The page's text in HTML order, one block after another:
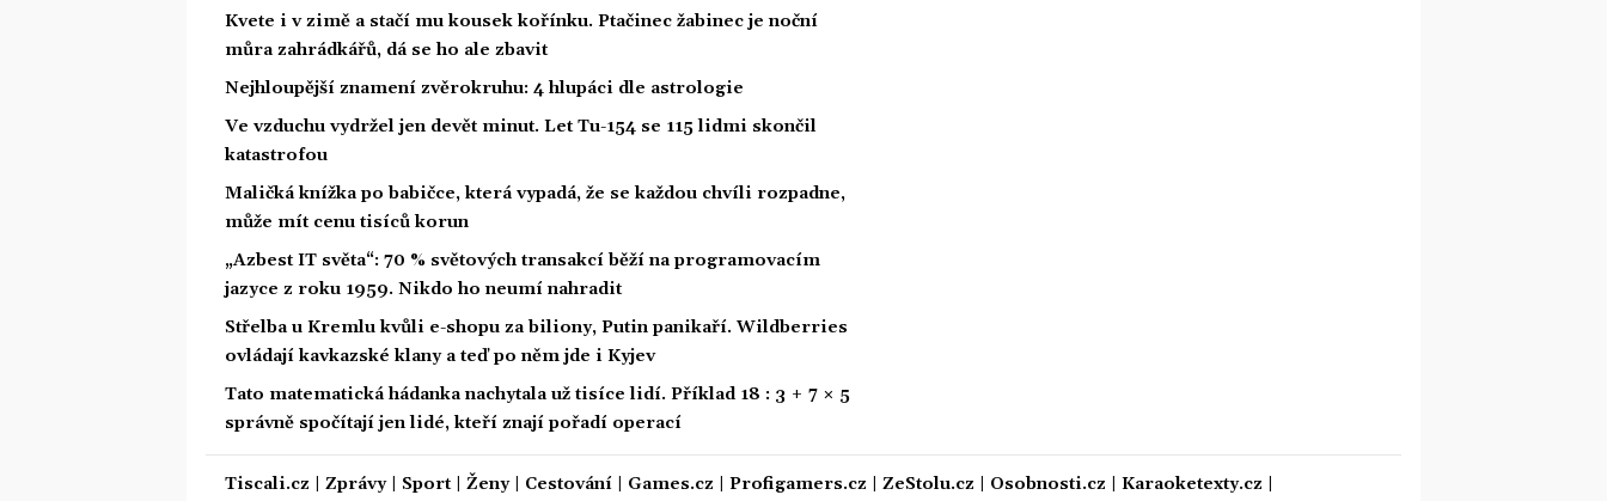
Kvete i v zimě a stačí mu kousek kořínku. Ptačinec žabinec je noční
můra zahrádkářů, dá se ho ale zbavit
Nejhloupější znamení zvěrokruhu: 4 hlupáci dle astrologie
Ve vzduchu vydržel jen devět minut. Let Tu-154 se 115 lidmi skončil
katastrofou
Maličká knížka po babičce, která vypadá, že se každou chvíli rozpadne,
může mít cenu tisíců korun
„Azbest IT světa“: 70 % světových transakcí běží na programovacím
jazyce z roku 1959. Nikdo ho neumí nahradit
Střelba u Kremlu kvůli e-shopu za biliony, Putin panikaří. Wildberries
ovládají kavkazské klany a teď po něm jde i Kyjev
Tato matematická hádanka nachytala už tisíce lidí. Příklad 18 : 3 + 7 × 5
správně spočítají jen lidé, kteří znají pořadí operací
Tiscali.cz Zprávy| Sport| Ženy| Cestování Games.cz Profigamers.cz ZeStolu.cz Osobnosti.cz Karaoketexty.cz